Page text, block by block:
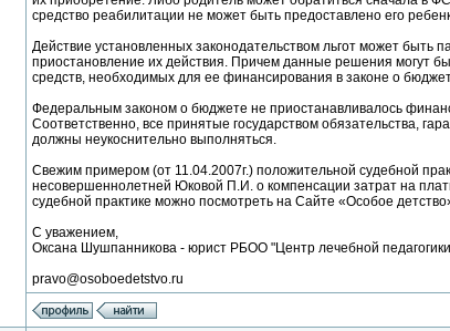
средство реабилитации не может быть предоставлено его
Действие установленных законодательством льгот может быть
приостановление их действия. Причем данные решения могут
средств, необходимых для ее финансирования в законе о
Федеральным законом о бюджете не приостанавливалось
Соответственно, все принятые государством обязательства,
должны неукоснительно выполняться.
Свежим примером (от 11.04.2007г.) положительной судебной
несовершеннолетней Юковой П.И. о компенсации затрат на
судебной практике можно посмотреть на Сайте «Особое
С уважением,
Оксана Шушпанникова - юрист РБОО "Центр лечебной
pravo@osoboedetstvo.ru